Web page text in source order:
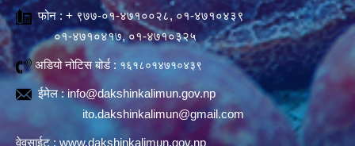
फोन : + ९७७-०१-४७१००२८, ०१-४७१०४३९
०१-४७१०४१७, ०१-४७१०३२५
अडियो नोटिस बोर्ड : १६१८०१४७१०४३९
ईमेल :info@dakshinkalimun.gov.np
ito.dakshinkalimun@gmail.com
वेवसाईट : www.dakshinkalimun.gov.np